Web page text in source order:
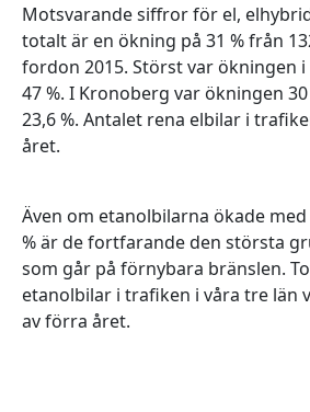
Motsvarande siffror för el,
totalt är en ökning på 31 % från
fordon 2015. Störst var ökningen
47 %. I Kronoberg var ökningen
23,6 %. Antalet rena elbilar i
året.
Även om etanolbilarna ökade
% är de fortfarande den största
som går på förnybara bränslen.
etanolbilar i trafiken i våra tre län
av förra året.